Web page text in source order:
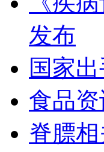
发布
国家
食品
脊膘